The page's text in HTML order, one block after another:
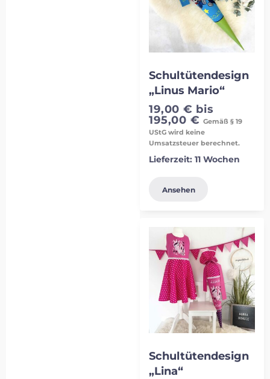
Schultütendesign
„Linus Mario“
19,00 € bis
195,00 € Gemäß § 19
UStG wird keine
Umsatzsteuer berechnet.
Lieferzeit:11 Wochen
Ansehen
Schultütendesign
„Lina“